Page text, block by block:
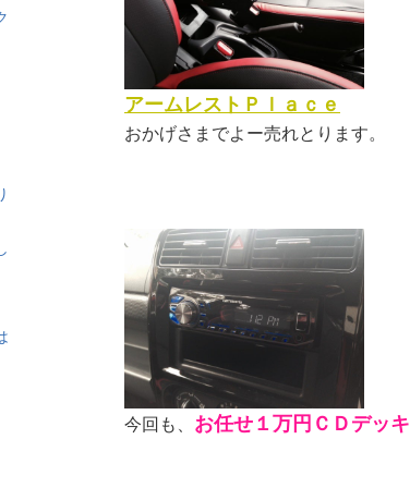
アームレストＰｌａｃｅ
おかげさまでよー売れとります。
今回も、 お任せ１万円ＣＤデッキ